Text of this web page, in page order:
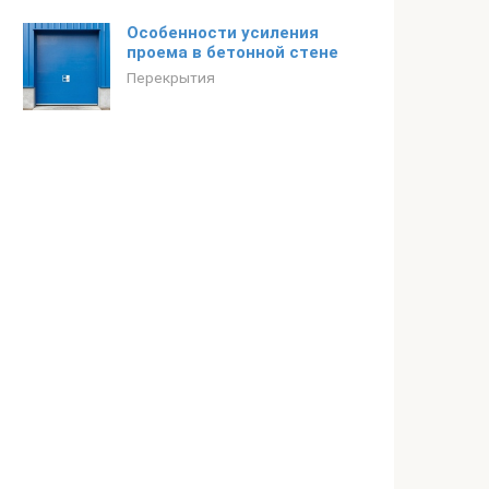
Особенности усиления
проема в бетонной стене
Перекрытия